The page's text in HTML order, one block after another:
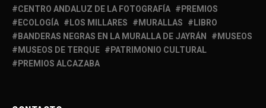
CENTRO ANDALUZ DE LA FOTOGRAFÍA
PREMIOS
ECOLOGÍA
LOS MILLARES MURALLAS
LIBRO
BANDERAS NEGRAS EN LA MURALLA DE JAYRÁN
MUSEOS
MUSEOS DE TERQUE
PATRIMONIO CULTURAL
PREMIOS ALCAZABA